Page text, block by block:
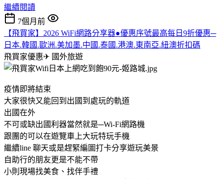
繼續閱讀
7個月前
【飛買家】2026 WiFi網路分享器●優惠序號最高每日9折優惠─
日本.韓國.歐洲.美加墨.中國.泰國.港澳.東南亞.紐澳折扣碼
飛買家優惠✈ 國外旅遊
疫情即將結束
大家很快又能回到出國到處玩的軌道
出國在外
不可或缺出國利器當然就是─Wi-Fi網路機
跟團的可以在遊覽車上大玩特玩手機
繼續line 聊天或是趕緊編圖打卡分享遊玩美景
自助行的朋友更是不能不帶
小則現場找美食、找伴手禮